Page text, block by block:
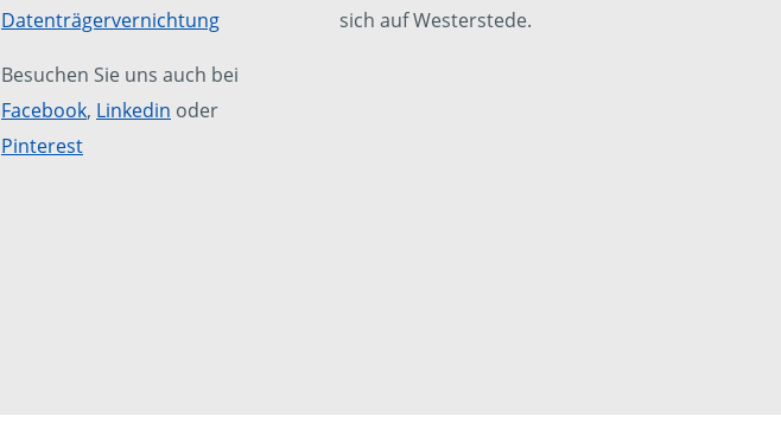
Datenträgervernichtung
Besuchen Sie uns auch bei
Facebook, Linkedin oder
Pinterest
sich auf Westerstede.